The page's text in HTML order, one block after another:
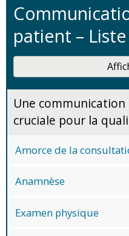
patient –
Une
cruciale pour la
Amorce de la
Anamnèse
Examen physique